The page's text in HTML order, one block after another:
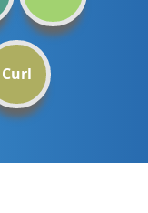
Curl